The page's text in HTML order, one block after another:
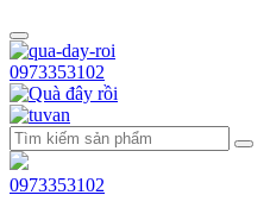
0973353102
0973353102